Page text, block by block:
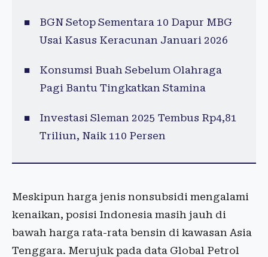
BGN Setop Sementara 10 Dapur MBG
Usai Kasus Keracunan Januari 2026
Konsumsi Buah Sebelum Olahraga
Pagi Bantu Tingkatkan Stamina
Investasi Sleman 2025 Tembus Rp4,81
Triliun, Naik 110 Persen
Meskipun harga jenis nonsubsidi mengalami
kenaikan, posisi Indonesia masih jauh di
bawah harga rata-rata bensin di kawasan Asia
Tenggara. Merujuk pada data Global Petrol